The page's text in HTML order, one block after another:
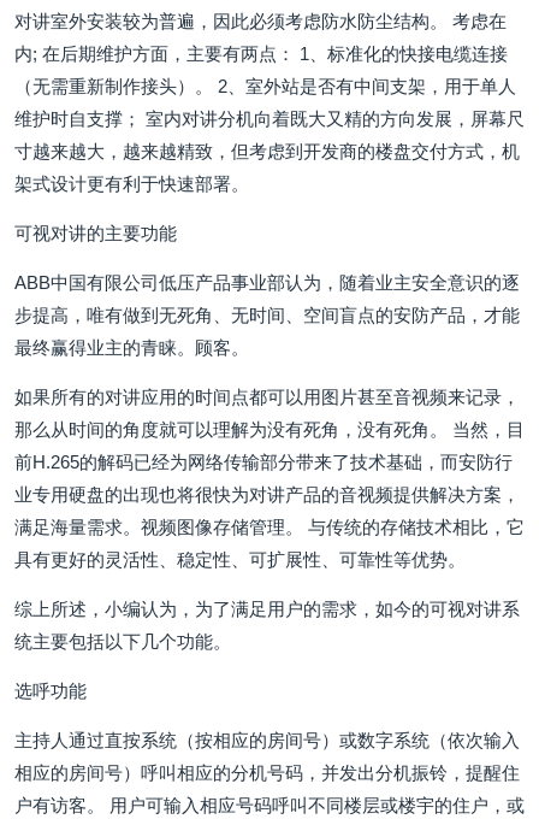
对讲室外安装较为普遍，因此必须考虑防水防尘结构。 考虑在
内; 在后期维护方面，主要有两点： 1、标准化的快接电缆连接
（无需重新制作接头）。 2、室外站是否有中间支架，用于单人
维护时自支撑； 室内对讲分机向着既大又精的方向发展，屏幕尺
寸越来越大，越来越精致，但考虑到开发商的楼盘交付方式，机
架式设计更有利于快速部署。
可视对讲的主要功能
ABB中国有限公司低压产品事业部认为，随着业主安全意识的逐
步提高，唯有做到无死角、无时间、空间盲点的安防产品，才能
最终赢得业主的青睐。顾客。
如果所有的对讲应用的时间点都可以用图片甚至音视频来记录，
那么从时间的角度就可以理解为没有死角，没有死角。 当然，目
前H.265的解码已经为网络传输部分带来了技术基础，而安防行
业专用硬盘的出现也将很快为对讲产品的音视频提供解决方案，
满足海量需求。视频图像存储管理。 与传统的存储技术相比，它
具有更好的灵活性、稳定性、可扩展性、可靠性等优势。
综上所述，小编认为，为了满足用户的需求，如今的可视对讲系
统主要包括以下几个功能。
选呼功能
主持人通过直按系统（按相应的房间号）或数字系统（依次输入
相应的房间号）呼叫相应的分机号码，并发出分机振铃，提醒住
户有访客。 用户可输入相应号码呼叫不同楼层或楼宇的住户，或